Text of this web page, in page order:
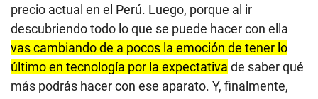
precio actual en el Perú. Luego, porque al ir
descubriendo todo lo que se puede hacer con ella
vas cambiando de a pocos la emoción de tener lo
último en tecnología por la expectativa de saber qué
más podrás hacer con ese aparato. Y, finalmente,